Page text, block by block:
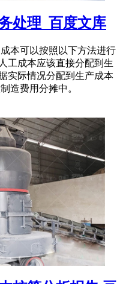
处理_百度文库
本可以按照以下方法进行
工成本应该直接分配到生
实际情况分配到生产成本
造费用分摊中。